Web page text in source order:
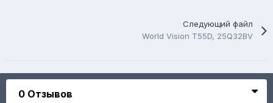
Следующий файл
World Vision T55D, 25Q32BV
0 Отзывов